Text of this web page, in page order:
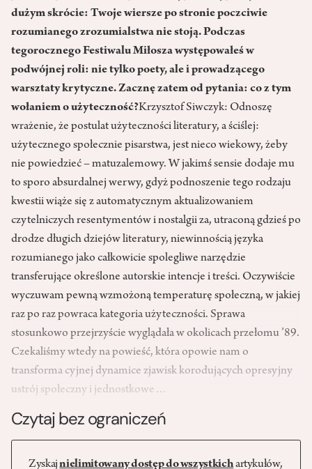
dużym skrócie: Twoje wiersze po stronie poczciwie
rozumianego zrozumialstwa nie stoją. Podczas
tegorocznego Festiwalu Miłosza występowałeś w
podwójnej roli: nie tylko poety, ale i prowadzącego
warsztaty krytyczne. Zacznę zatem od pytania: co z tym
wołaniem o użyteczność?Krzysztof Siwczyk: Odnoszę
wrażenie, że postulat użyteczności literatury, a ściślej:
użytecznego społecznie pisarstwa, jest nieco wiekowy, żeby
nie powiedzieć – matuzalemowy. W jakimś sensie dodaje mu
to sporo absurdalnej werwy, gdyż podnoszenie tego rodzaju
kwestii wiąże się z automatycznym aktualizowaniem
czytelniczych resentymentów i nostalgii za, utraconą gdzieś po
drodze długich dziejów literatury, niewinnością języka
rozumianego jako całkowicie spolegliwe narzędzie
transferujące określone autorskie intencje i treści. Oczywiście
wyczuwam pewną wzmożoną temperaturę społeczną, w jakiej
raz po raz powraca kategoria użyteczności. Sprawa
stosunkowo przejrzyście wyglądała w okolicach przełomu ’89.
Czekaliśmy wtedy na powieść, która opowie nam o
transforma cyjnej dynamice zjawisk korodujących opresyjny
ustrój społeczny i jednostkowe…
Czytaj bez ograniczeń
Zyskajnielimitowany dostęp do wszystkichartykułów,